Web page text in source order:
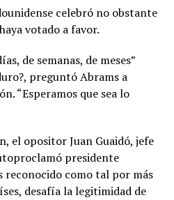
celebró no obstante
votado a favor.
de semanas, de meses”
preguntó Abrams a
“Esperamos que sea lo
el opositor Juan Guaidó, jefe
presidente
reconocido como tal por más
desafía la legitimidad de